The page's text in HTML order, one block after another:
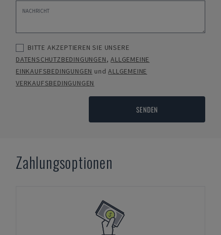
BITTE AKZEPTIEREN SIE UNSERE
DATENSCHUTZBEDINGUNGEN,ALLGEMEINE
EINKAUFSBEDINGUNGEN undALLGEMEINE
VERKAUFSBEDINGUNGEN
SENDEN
Zahlungsoptionen